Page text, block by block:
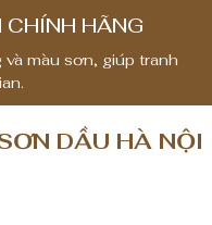
CHÍNH HÃNG
màu sơn, giúp tranh
DẦU HÀ NỘI